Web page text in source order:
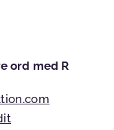
ord med R